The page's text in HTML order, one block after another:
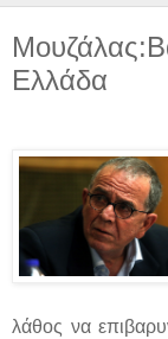
Ελλάδα
λάθος να